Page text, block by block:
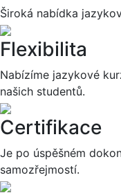
Široká nabídka
Flexibilita
Nabízíme jazykové
našich studentů.
Certifikace
Je po úspěšném
samozřejmostí.